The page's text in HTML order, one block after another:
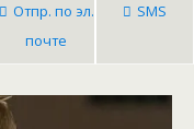
Отпр. по эл.
почте
SMS